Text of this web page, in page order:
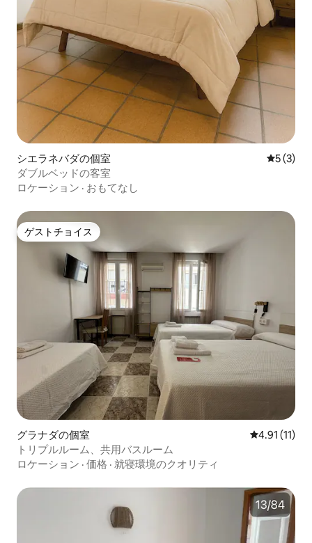
シエラネバダの個室 レビュー
5 (3)
ダブルベッドの客室
ロケーション · おもてなし
ゲストチョイス
ゲストチョイス
グラナダの個室 レビュー11
4.91 (11)
トリプルルーム、共用バスルーム
ロケーション · 価格 · 就寝環境のクオリティ